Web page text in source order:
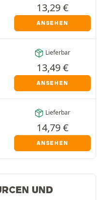
13,29€
ANSEHEN
Lieferbar
13,49€
ANSEHEN
Lieferbar
14,79€
ANSEHEN
UND